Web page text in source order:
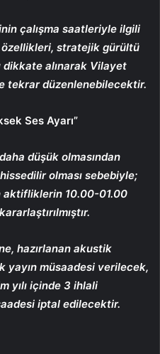
çalışma saatleriyle ilgili
özellikleri, stratejik gürültü
dikkate alınarak Vilayet
tekrar düzenlenebilecektir.
Ses Ayarı”
düşük olmasından
olması sebebiyle;
aktifliklerin 10.00-01.00
hazırlanan akustik
yayın müsaadesi verilecek,
yılı içinde 3 ihlali
iptal edilecektir.